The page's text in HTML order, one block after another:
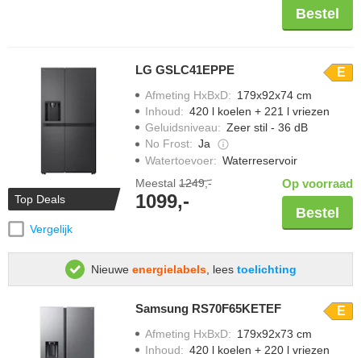
Bestel
Top Deals
Vergelijk
LG GSLC41EPPE E
Afmeting HxBxD: 179x92x74 cm
Inhoud: 420 l koelen + 221 l vriezen
Geluidsniveau: Zeer stil - 36 dB
No Frost: Ja
Watertoevoer: Waterreservoir
Meestal 1249,-
1099,-
Op voorraad
Bestel
Nieuwe energielabels, lees toelichting
Samsung RS70F65KETEF E
Afmeting HxBxD: 179x92x73 cm
Inhoud: 420 l koelen + 220 l vriezen